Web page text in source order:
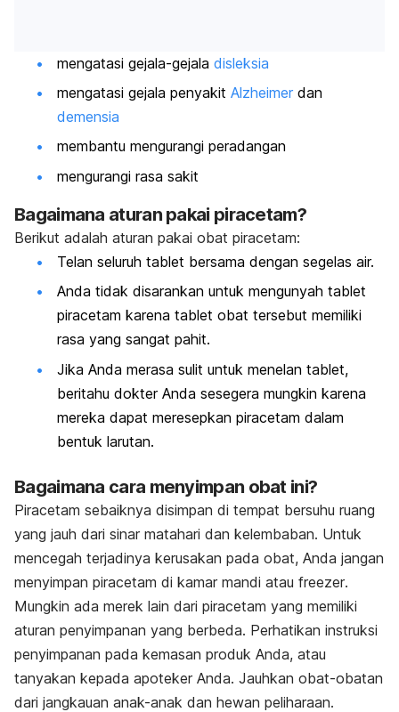
mengatasi gejala-gejala disleksia
mengatasi gejala penyakit Alzheimer dan
demensia
membantu mengurangi peradangan
mengurangi rasa sakit
Bagaimana aturan pakai piracetam?
Berikut adalah aturan pakai obat piracetam:
Telan seluruh tablet bersama dengan segelas air.
Anda tidak disarankan untuk mengunyah tablet
piracetam karena tablet obat tersebut memiliki
rasa yang sangat pahit.
Jika Anda merasa sulit untuk menelan tablet,
beritahu dokter Anda sesegera mungkin karena
mereka dapat meresepkan piracetam dalam
bentuk larutan.
Bagaimana cara menyimpan obat ini?
Piracetam sebaiknya disimpan di tempat bersuhu ruang
yang jauh dari sinar matahari dan kelembaban. Untuk
mencegah terjadinya kerusakan pada obat, Anda jangan
menyimpan piracetam di kamar mandi atau freezer.
Mungkin ada merek lain dari piracetam yang memiliki
aturan penyimpanan yang berbeda. Perhatikan instruksi
penyimpanan pada kemasan produk Anda, atau
tanyakan kepada apoteker Anda. Jauhkan obat-obatan
dari jangkauan anak-anak dan hewan peliharaan.